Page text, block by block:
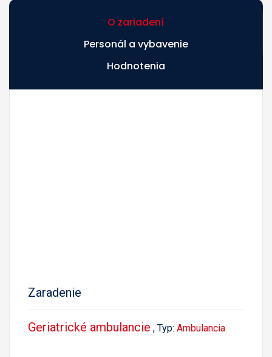
O zariadení
Personál a vybavenie
Hodnotenia
Zaradenie
Geriatrické ambulancie , Typ: Ambulancia